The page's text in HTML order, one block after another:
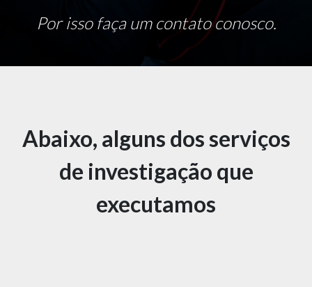
Por isso faça um contato conosco.
Abaixo, alguns dos serviços
de investigação que
executamos